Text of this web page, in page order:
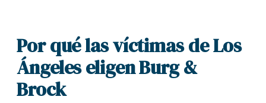
Por qué las víctimas de Los
Ángeles eligen Burg &
Brock